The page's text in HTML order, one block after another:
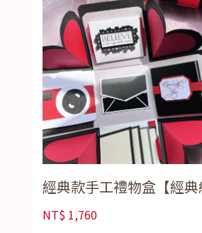
經典款手工禮物盒【經典
NT$ 1,760